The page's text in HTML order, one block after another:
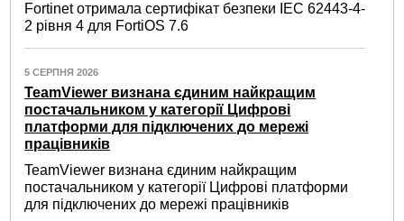
Fortinet отримала сертифікат безпеки IEC 62443-4-
2 рівня 4 для FortiOS 7.6
5 СЕРПНЯ 2026
TeamViewer визнана єдиним найкращим
постачальником у категорії Цифрові
платформи для підключених до мережі
працівників
TeamViewer визнана єдиним найкращим
постачальником у категорії Цифрові платформи
для підключених до мережі працівників